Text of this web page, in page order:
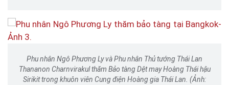
Phu nhân Ngô Phương Ly và Phu nhân Thủ tướng Thái Lan
Thananon Charnvirakul thăm Bảo tàng Dệt may Hoàng Thái hậu
Sirikit trong khuôn viên Cung điện Hoàng gia Thái Lan. (Ảnh: